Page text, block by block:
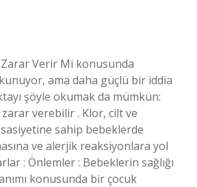
Verir Mi konusunda
ama daha güçlü bir iddia
şöyle okumak da mümkün:
verebilir . Klor, cilt ve
sahip bebeklerde
ve alerjik reaksiyonlara yol
: Önlemler : Bebeklerin sağlığı
konusunda bir çocuk